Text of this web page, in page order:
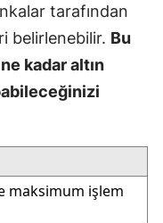
tarafından
belirlenebilir. Bu
kadar altın
maksimum işlem